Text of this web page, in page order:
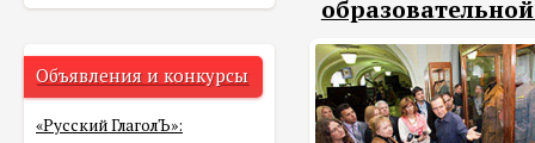
Объявления и конкурсы
«Русский ГлаголЪ»: